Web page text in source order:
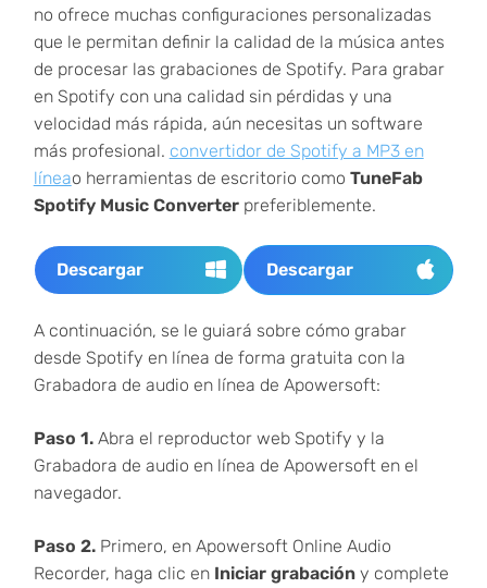
no ofrece muchas configuraciones personalizadas
que le permitan definir la calidad de la música antes
de procesar las grabaciones de Spotify. Para grabar
en Spotify con una calidad sin pérdidas y una
velocidad más rápida, aún necesitas un software
más profesional. convertidor de Spotify a MP3 en
líneao herramientas de escritorio como TuneFab
Spotify Music Converterpreferiblemente.
Descargar Descargar
A continuación, se le guiará sobre cómo grabar
desde Spotify en línea de forma gratuita con la
Grabadora de audio en línea de Apowersoft:
Paso 1.Abra el reproductor web Spotify y la
Grabadora de audio en línea de Apowersoft en el
navegador.
Paso 2.Primero, en Apowersoft Online Audio
Recorder, haga clic en Iniciar grabacióny complete